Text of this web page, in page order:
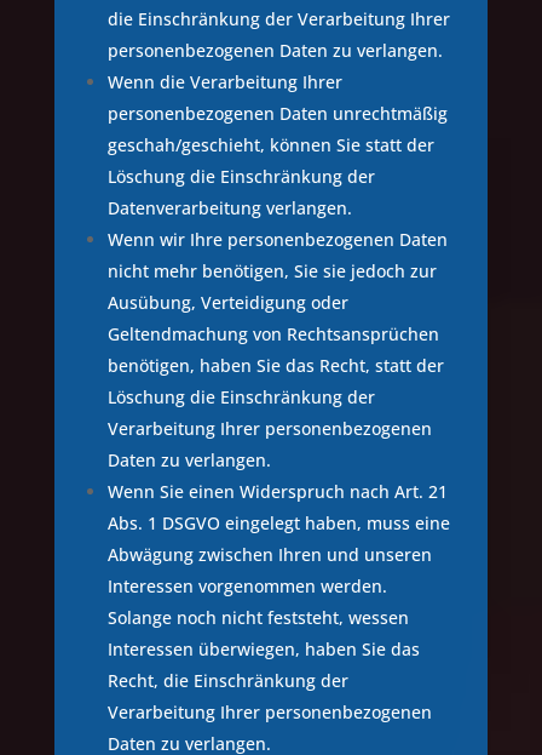
die Einschränkung der Verarbeitung Ihrer
personenbezogenen Daten zu verlangen.
Wenn die Verarbeitung Ihrer
personenbezogenen Daten unrechtmäßig
geschah/geschieht, können Sie statt der
Löschung die Einschränkung der
Datenverarbeitung verlangen.
Wenn wir Ihre personenbezogenen Daten
nicht mehr benötigen, Sie sie jedoch zur
Ausübung, Verteidigung oder
Geltendmachung von Rechtsansprüchen
benötigen, haben Sie das Recht, statt der
Löschung die Einschränkung der
Verarbeitung Ihrer personenbezogenen
Daten zu verlangen.
Wenn Sie einen Widerspruch nach Art. 21
Abs. 1 DSGVO eingelegt haben, muss eine
Abwägung zwischen Ihren und unseren
Interessen vorgenommen werden.
Solange noch nicht feststeht, wessen
Interessen überwiegen, haben Sie das
Recht, die Einschränkung der
Verarbeitung Ihrer personenbezogenen
Daten zu verlangen.